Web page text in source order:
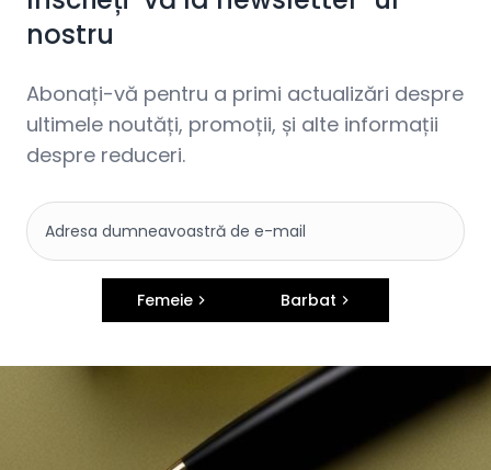
nostru
Abonați-vă pentru a primi actualizări despre
ultimele noutăți, promoții, și alte informații
despre reduceri.
Femeie Barbat